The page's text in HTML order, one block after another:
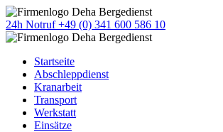
24h Notruf +49 (0) 341 600 586 10
Startseite
Abschleppdienst
Kranarbeit
Transport
Werkstatt
Einsätze